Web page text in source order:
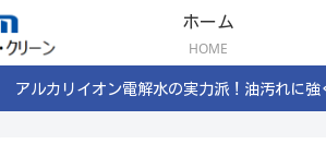
ホーム
HOME
アルカリイオン電解水の実力派！油汚れに